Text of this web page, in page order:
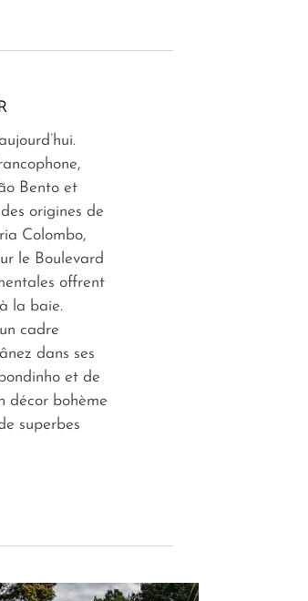
Bento et
origines de
Colombo,
le Boulevard
offrent
la baie.
cadre
dans ses
et de
décor bohème
superbes